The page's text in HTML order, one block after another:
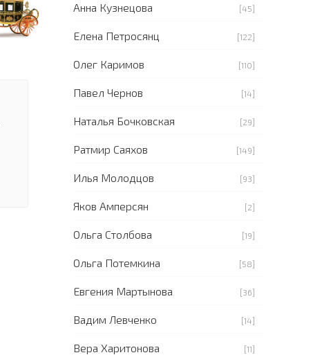
Анна Кузнецова [45]
Елена Петросянц [122]
Олег Каримов [110]
Павел Чернов [14]
Наталья Бочковская [29]
Ратмир Саяхов [149]
Илья Молодцов [93]
Яков Амперсян [2]
Ольга Столбова [19]
Ольга Потемкина [58]
Евгения Мартынова [36]
Вадим Левченко [14]
Вера Харитонова [11]